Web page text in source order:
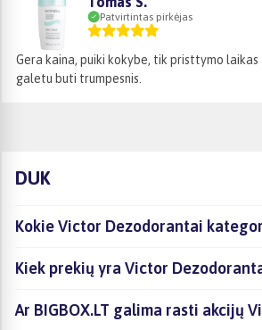
Patvirtintas pirkėjas
Gera kaina, puiki kokybe, tik pristtymo laikas
galetu buti trumpesnis.
DUK
Kokie Victor Dezodorantai
Kiek prekių yra Victor
Ar BIGBOX.LT galima rasti akcijų